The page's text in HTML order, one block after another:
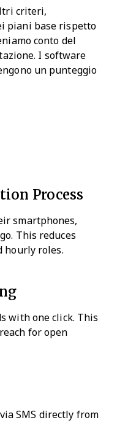
criteri,
piani base rispetto
conto del
I software
un punteggio
Process
smartphones,
This reduces
hourly roles.
with one click. This
for open
SMS directly from